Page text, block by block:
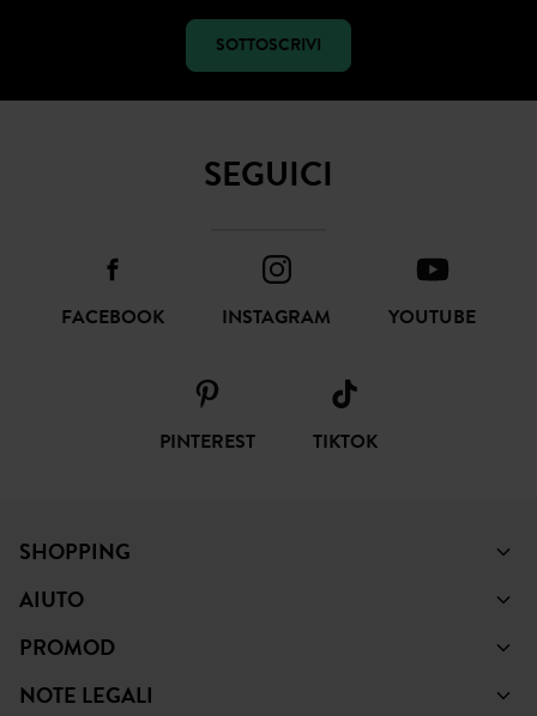
SOTTOSCRIVI
SEGUICI
FACEBOOK INSTAGRAM YOUTUBE
PINTEREST TIKTOK
SHOPPING
AIUTO
PROMOD
NOTE LEGALI